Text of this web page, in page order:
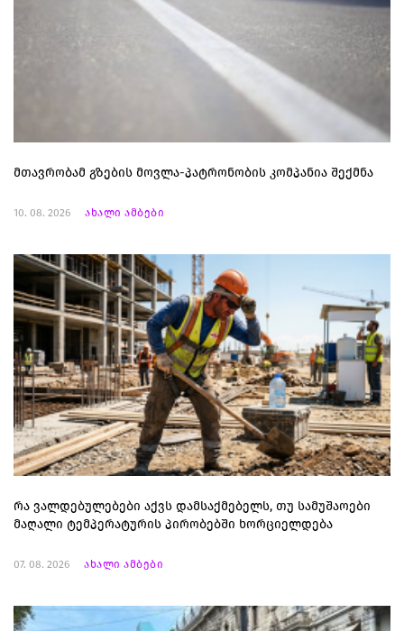
მთავრობამ გზების მოვლა-პატრონობის კომპანია შექმნა
10. 08. 2026 ახალი ამბები
რა ვალდებულებები აქვს დამსაქმებელს, თუ სამუშაოები
მაღალი ტემპერატურის პირობებში ხორციელდება
07. 08. 2026 ახალი ამბები